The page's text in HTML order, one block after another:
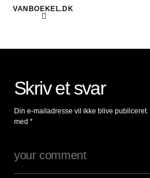
VANBOEKEL.DK
Skriv et svar
Din e-mailadresse vil ikke blive publiceret.
med *